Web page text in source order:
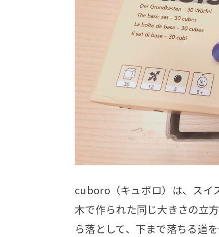
cuboro（キュボロ）は、 スイ
木で作られた同じ大きさの立
ら落として、下まで落ちる道